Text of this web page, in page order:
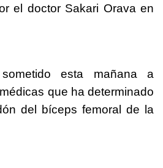
el doctor Sakari Orava en
esta mañana a
que ha determinado
del bíceps femoral de la